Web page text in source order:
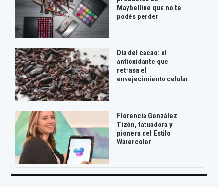
Maybelline que no te
podés perder
Día del cacao: el
antioxidante que
retrasa el
envejecimiento celular
Florencia González
Tizón, tatuadora y
pionera del Estilo
Watercolor